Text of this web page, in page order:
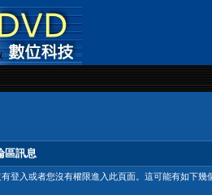
區訊息
有登入或者您沒有權限進入此頁面。這可能有如下幾